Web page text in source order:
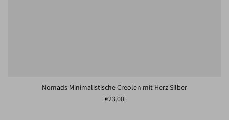
Nomads Minimalistische Creolen mit Herz Silber
Normaler Preis
€23,00